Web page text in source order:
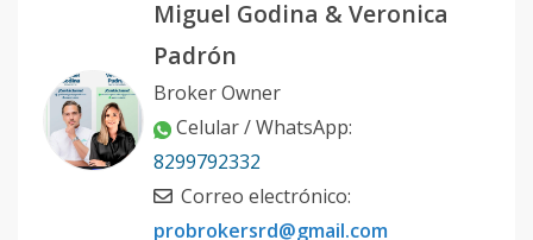
Miguel Godina & Veronica
Padrón
Broker Owner
Celular / WhatsApp:
8299792332
Correo electrónico:
probrokersrd@gmail.com